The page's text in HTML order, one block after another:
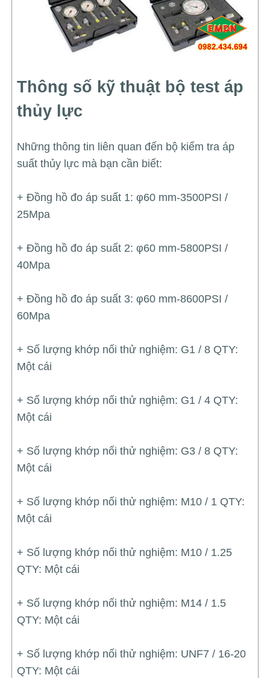
Thông số kỹ thuật bộ test áp
thủy lực
Những thông tin liên quan đến bộ kiểm tra áp
suất thủy lực mà bạn cần biết:
+ Đồng hồ đo áp suất 1: φ60 mm-3500PSI /
25Mpa
+ Đồng hồ đo áp suất 2: φ60 mm-5800PSI /
40Mpa
+ Đồng hồ đo áp suất 3: φ60 mm-8600PSI /
60Mpa
+ Số lượng khớp nối thử nghiệm: G1 / 8 QTY:
Một cái
+ Số lượng khớp nối thử nghiệm: G1 / 4 QTY:
Một cái
+ Số lượng khớp nối thử nghiệm: G3 / 8 QTY:
Một cái
+ Số lượng khớp nối thử nghiệm: M10 / 1 QTY:
Một cái
+ Số lượng khớp nối thử nghiệm: M10 / 1.25
QTY: Một cái
+ Số lượng khớp nối thử nghiệm: M14 / 1.5
QTY: Một cái
+ Số lượng khớp nối thử nghiệm: UNF7 / 16-20
QTY: Một cái